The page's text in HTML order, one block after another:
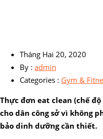
Tháng Hai 20, 2020
By : admin
Categories : Gym &
Thực đơn eat clean (chế
cho dân công sở vì không
bảo dinh dưỡng cần thiết.